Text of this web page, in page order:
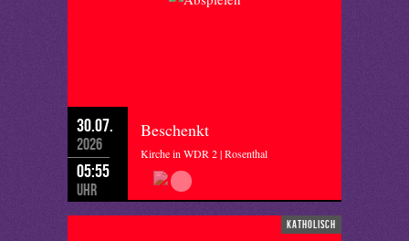
30.07.
2026
05:55
Uhr
Beschenkt
Kirche in WDR 2 | Rosenthal
katholisch